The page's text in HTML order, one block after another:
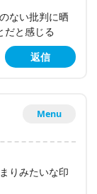
ない批判に晒
だと感じる
返信
Menu
りみたいな印